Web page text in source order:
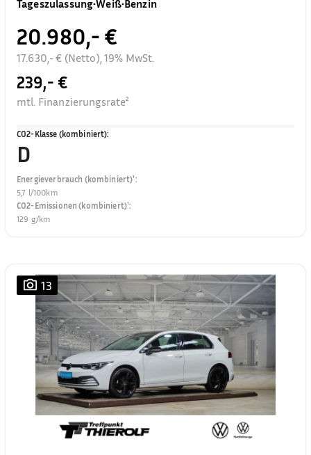
Tageszulassung•Weiß•Benzin
20.980,- €
17.630,- € (Netto), 19% MwSt.
239,- €
mtl. Finanzierungsrate²
CO2-Klasse (kombiniert):
D
Energieverbrauch (kombiniert)¹:
5,7 l/100km
CO2-Emissionen (kombiniert)¹:
129 g/km
13